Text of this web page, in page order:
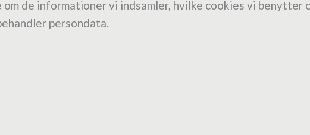
de informationer vi indsamler, hvilke cookies vi benytter
persondata.